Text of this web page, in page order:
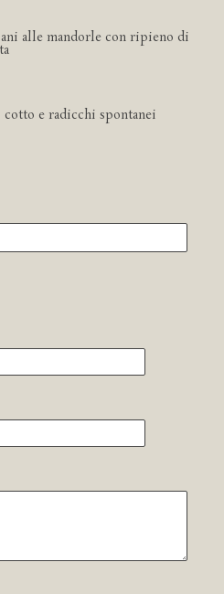
alle mandorle con ripieno di
e radicchi spontanei